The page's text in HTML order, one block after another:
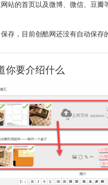
站的首页以及微博、微信、豆
存，目前创酷网还没有自动保存
你要介绍什么